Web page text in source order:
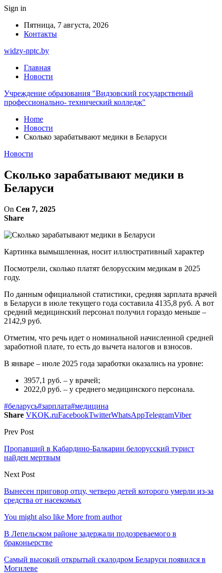
Sign in
Пятница, 7 августа, 2026
Контакты
widzy-nptc.by
Главная
Новости
Учреждение образования "Видзовский государственый
профессионально- технический колледж"
Home
Новости
Сколько зарабатывают медики в Беларуси
Новости
Сколько зарабатывают медики в
Беларуси
On Сен 7, 2025
Share
Картинка вымышленная, носит иллюстративный характер
Посмотрели, сколько платят белорусским медикам в 2025
году.
По данным официальной статистики, средняя зарплата врачей
в Беларуси в июле текущего года составила 4135,8 руб. А вот
средний медицинский персонал получил гораздо меньше –
2142,9 руб.
Отметим, что речь идет о номинальной начисленной средней
заработной плате, то есть до вычета налогов и взносов.
В январе – июле 2025 года заработки оказались на уровне:
3957,1 руб. – у врачей;
2022,0 руб. – у среднего медицинского персонала.
#беларусь#зарплата#медицина
Share VKOK.ruFacebookTwitterWhatsAppTelegramViber
Prev Post
Пропавший в Кабардино-Балкарии белорусский турист
найден мертвым
Next Post
Вынесен приговор отцу, четверо детей которого умерли из-за
средства от насекомых
You might also like More from author
В Лепельском районе задержали подозреваемого в
браконьерстве
Самый высокий открытый скалодром Беларуси появился в
Могилеве